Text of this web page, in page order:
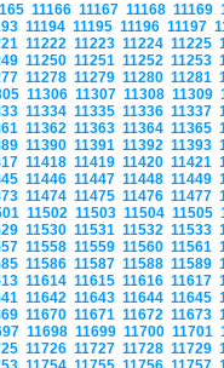
11166 11167 11168 11169
11194 11195 11196 11197
11222 11223 11224 11225
11250 11251 11252 11253
11278 11279 11280 11281
11306 11307 11308 11309
11334 11335 11336 11337
11362 11363 11364 11365
11390 11391 11392 11393
11418 11419 11420 11421
11446 11447 11448 11449
11474 11475 11476 11477
11502 11503 11504 11505
11530 11531 11532 11533
11558 11559 11560 11561
11586 11587 11588 11589
11614 11615 11616 11617
11642 11643 11644 11645
11670 11671 11672 11673
11698 11699 11700 11701
11726 11727 11728 11729